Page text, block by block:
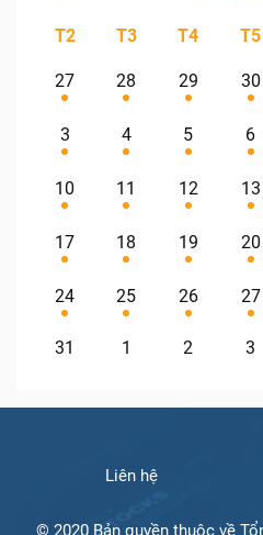
T2 T3 T4 T5
27 28 29 30
3 4 5 6
10 11 12 13
17 18 19 20
24 25 26 27
31 1 2 3
Liên hệ
© 2020 Bản quyền thuộc về